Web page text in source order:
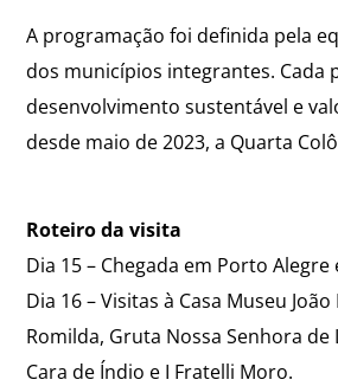
A programação foi definida pela
dos municípios integrantes. Cada
desenvolvimento sustentável e
desde maio de 2023, a Quarta
Roteiro da visita
Dia 15 – Chegada em Porto
Dia 16 – Visitas à Casa Museu
Romilda, Gruta Nossa Senhora
Cara de Índio e I Fratelli Moro.